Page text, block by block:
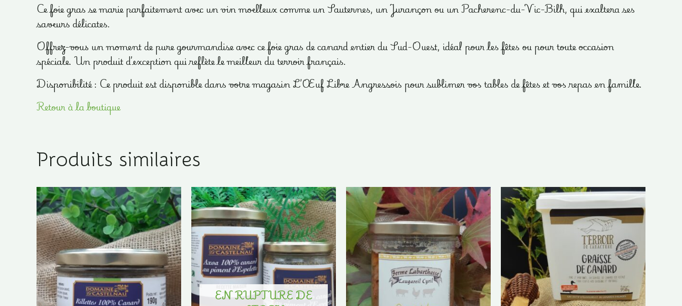
Ce foie gras se marie parfaitement avec un vin moelleux comme un Sauternes, un Jurançon ou un Pacherenc-du-Vic-Bilh, qui exaltera ses
saveurs délicates.
Offrez-vous un moment de pure gourmandise avec ce foie gras de canard entier du Sud-Ouest, idéal pour les fêtes ou pour toute occasion
spéciale. Un produit d’exception qui reflète le meilleur du terroir français.
Disponibilité : Ce produit est disponible dans votre magasin L’Œuf Libre Angressois pour sublimer vos tables de fêtes et vos repas en famille.
Retour à la boutique
Produits similaires
EN RUPTURE DE